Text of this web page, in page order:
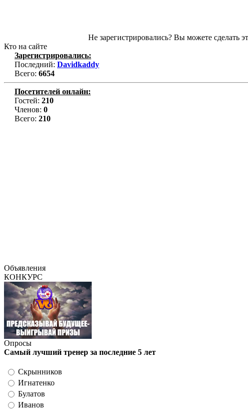
Не зарегистрировались? Вы можете сделать
Кто на сайте
Зарегистрировались:
Последний: Davidkaddy
Всего: 6654
Посетителей онлайн:
Гостей: 210
Членов: 0
Всего: 210
Объявления
КОНКУРС
Опросы
Самый лучший тренер за последние 5 лет
Скрынников
Игнатенко
Булатов
Иванов